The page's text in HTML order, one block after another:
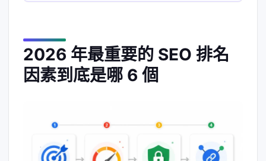
2026 年最重要的 SEO 排名
因素到底是哪 6 個